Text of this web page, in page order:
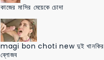
কাজের মাসির মেয়েকে চোদা
magi bon choti new দুই খানকির
ব্লোজব